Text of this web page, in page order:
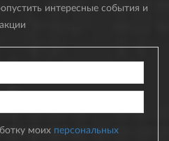
интересные события и
акции
моих персональных